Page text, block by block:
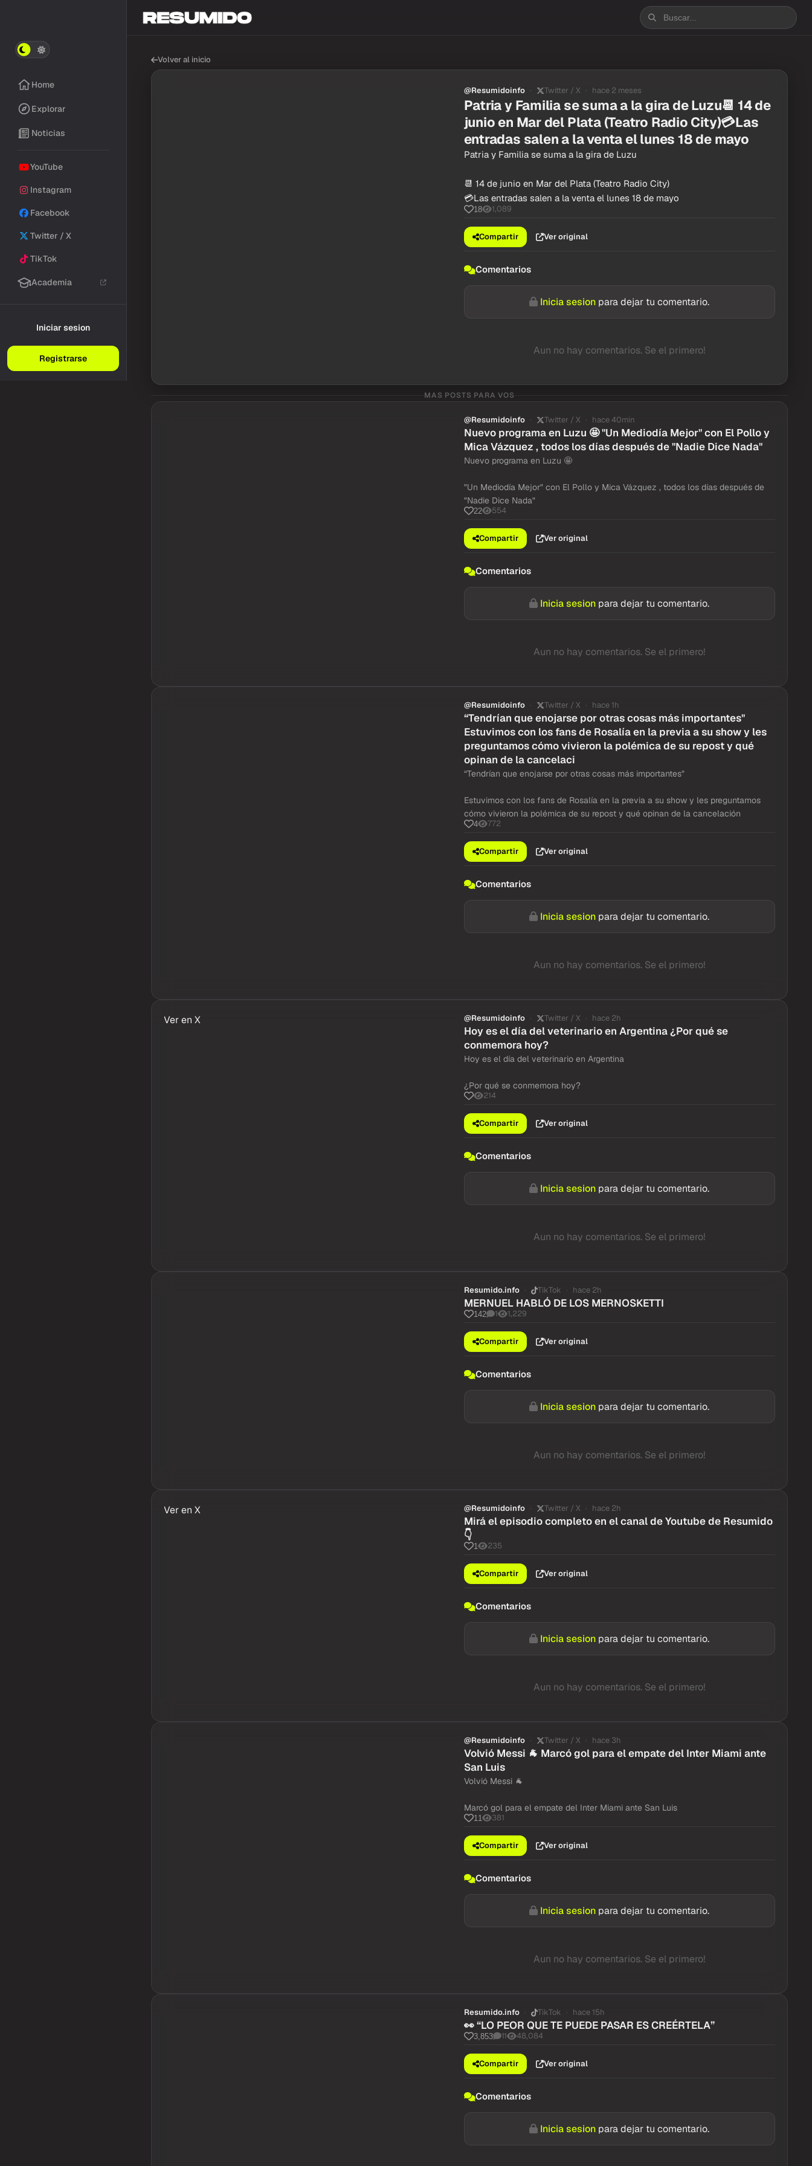
Home
Explorar
Noticias
YouTube
Instagram
Facebook
Twitter / X
TikTok
Academia
Iniciar sesion
Registrarse
Volver al inicio
@Resumidoinfo Twitter / X hace 2 meses
Patria y Familia se suma a la gira de Luzu📆 14 de
junio en Mar del Plata (Teatro Radio City)💳Las
entradas salen a la venta el lunes 18 de mayo
Patria y Familia se suma a la gira de Luzu
📆 14 de junio en Mar del Plata (Teatro Radio City)
💳Las entradas salen a la venta el lunes 18 de mayo
18 1,089
Compartir Ver original
Comentarios
Inicia sesion para dejar tu comentario.
Aun no hay comentarios. Se el primero!
MAS POSTS PARA VOS
@Resumidoinfo Twitter / X hace 40min
Nuevo programa en Luzu 🤩 "Un Mediodía Mejor" con El Pollo y
Mica Vázquez , todos los días después de "Nadie Dice Nada"
Nuevo programa en Luzu 🤩
"Un Mediodía Mejor" con El Pollo y Mica Vázquez , todos los días después de
"Nadie Dice Nada"
22 554
Compartir Ver original
Comentarios
Inicia sesion para dejar tu comentario.
Aun no hay comentarios. Se el primero!
@Resumidoinfo Twitter / X hace 1h
“Tendrían que enojarse por otras cosas más importantes"
Estuvimos con los fans de Rosalía en la previa a su show y les
preguntamos cómo vivieron la polémica de su repost y qué
opinan de la cancelaci
“Tendrían que enojarse por otras cosas más importantes"
Estuvimos con los fans de Rosalía en la previa a su show y les preguntamos
cómo vivieron la polémica de su repost y qué opinan de la cancelación
4 772
Compartir Ver original
Comentarios
Inicia sesion para dejar tu comentario.
Aun no hay comentarios. Se el primero!
Ver en X @Resumidoinfo Twitter / X hace 2h
Hoy es el día del veterinario en Argentina ¿Por qué se
conmemora hoy?
Hoy es el día del veterinario en Argentina
¿Por qué se conmemora hoy?
214
Compartir Ver original
Comentarios
Inicia sesion para dejar tu comentario.
Aun no hay comentarios. Se el primero!
Resumido.info TikTok hace 2h
MERNUEL HABLÓ DE LOS MERNOSKETTI
142 1 1,229
Compartir Ver original
Comentarios
Inicia sesion para dejar tu comentario.
Aun no hay comentarios. Se el primero!
Ver en X @Resumidoinfo Twitter / X hace 2h
Mirá el episodio completo en el canal de Youtube de Resumido
👇
1 235
Compartir Ver original
Comentarios
Inicia sesion para dejar tu comentario.
Aun no hay comentarios. Se el primero!
@Resumidoinfo Twitter / X hace 3h
Volvió Messi 🐐 Marcó gol para el empate del Inter Miami ante
San Luis
Volvió Messi 🐐
Marcó gol para el empate del Inter Miami ante San Luis
11 381
Compartir Ver original
Comentarios
Inicia sesion para dejar tu comentario.
Aun no hay comentarios. Se el primero!
Resumido.info TikTok hace 15h
👀 “LO PEOR QUE TE PUEDE PASAR ES CREÉRTELA”
3,853 11 48,084
Compartir Ver original
Comentarios
Inicia sesion para dejar tu comentario.